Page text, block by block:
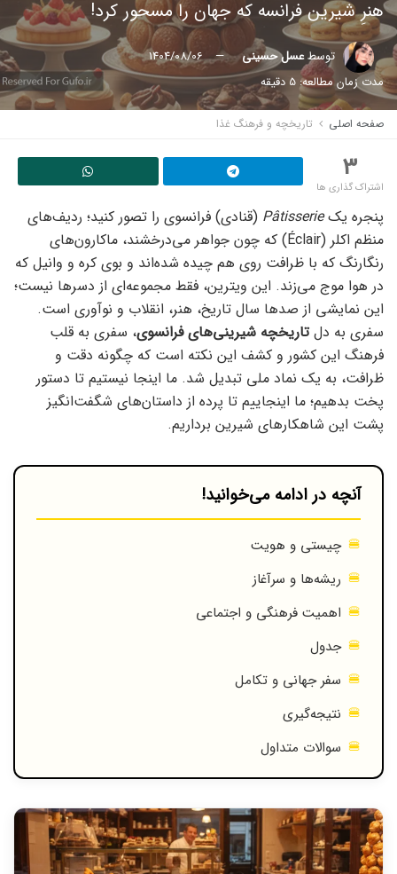
هنرِ شیرین فرانسه که جهان را مسحور کرد!
توسطعسل حسینی
1404/08/06
مدت زمان مطالعه: 5 دقیقه
صفحه اصلی تاریخچه و فرهنگ غذا
3
اشتراک گذاری ها
پنجره یکPâtisserie (قنادی) فرانسوی را تصور کنید؛ ردیف‌های
منظم اکلر (Éclair) که چون جواهر می‌درخشند، ماکارون‌های
رنگارنگ که با ظرافت روی هم چیده شده‌اند و بوی کره و وانیل که
در هوا موج می‌زند. این ویترین، فقط مجموعه‌ای از دسرها نیست؛
این نمایشی از صدها سال تاریخ، هنر، انقلاب و نوآوری است.
سفری به دلتاریخچه شیرینی‌های فرانسوی، سفری به قلب
فرهنگ این کشور و کشف این نکته است که چگونه دقت و
ظرافت، به یک نماد ملی تبدیل شد. ما اینجا نیستیم تا دستور
پخت بدهیم؛ ما اینجاییم تا پرده از داستان‌های شگفت‌انگیز
پشت این شاهکارهای شیرین برداریم.
آنچه در ادامه می‌خوانید!
چیستی و هویت
ریشه‌ها و سرآغاز
اهمیت فرهنگی و اجتماعی
جدول
سفر جهانی و تکامل
نتیجه‌گیری
سوالات متداول